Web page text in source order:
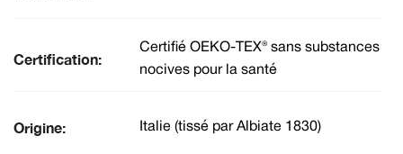
Certification:
Certifié OEKO-TEX® sans substances
nocives pour la santé
Origine: Italie (tissé par Albiate 1830)